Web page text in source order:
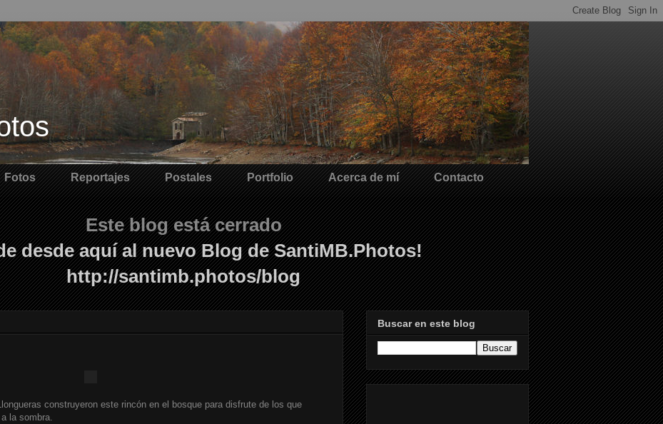
Fotos Reportajes Postales Portfolio Acerca de mí Contacto
Este blog está cerrado
desde aquí al nuevo Blog de SantiMB.Photos!
http://santimb.photos/blog
construyeron este rincón en el bosque para disfrute de los que
la sombra.
Buscar en este blog